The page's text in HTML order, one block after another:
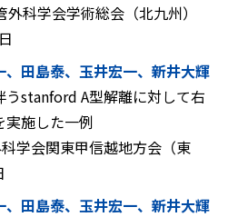
科学会学術総会（北九州）
田島泰、玉井宏一、新井大輝
うstanford A型解離に対して右
実施した一例
学会関東甲信越地方会（東
田島泰、玉井宏一、新井大輝